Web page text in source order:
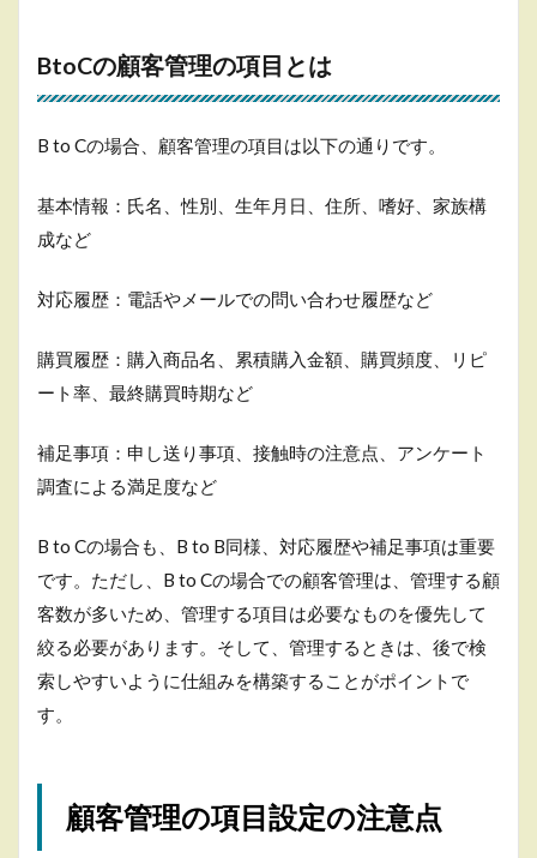
用
方
5.1
ケテ
ィン
な二
デー
タ
顧客
行動
読み
取る
5.3
デー
タを
可視
てる
5.4
BtoCの顧客管理の項目とは
B to Cの場合、顧客管理の項目は以下の通りです。
基本情報：氏名、性別、生年月日、住所、嗜好、家族構
成など
対応履歴：電話やメールでの問い合わせ履歴など
購買履歴：購入商品名、累積購入金額、購買頻度、リピ
ート率、最終購買時期など
補足事項：申し送り事項、接触時の注意点、アンケート
調査による満足度など
B to Cの場合も、B to B同様、対応履歴や補足事項は重要
です。ただし、B to Cの場合での顧客管理は、管理する顧
客数が多いため、管理する項目は必要なものを優先して
絞る必要があります。そして、管理するときは、後で検
索しやすいように仕組みを構築することがポイントで
す。
顧客管理の項目設定の注意点